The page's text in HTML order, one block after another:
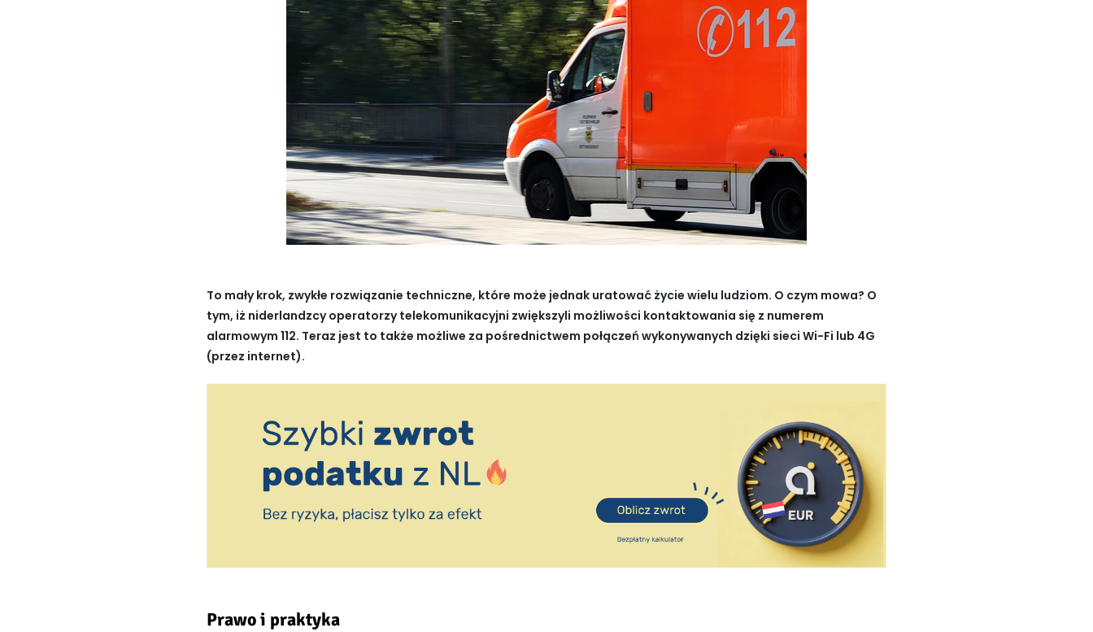
To mały krok, zwykłe rozwiązanie techniczne, które może jednak uratować życie wielu ludziom. O czym mowa? O
tym, iż niderlandzcy operatorzy telekomunikacyjni zwiększyli możliwości kontaktowania się z numerem
alarmowym 112. Teraz jest to także możliwe za pośrednictwem połączeń wykonywanych dzięki sieci Wi-Fi lub 4G
(przez internet).
Prawo i praktyka